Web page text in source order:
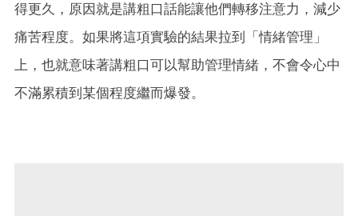
得更久，原因就是講粗口話能讓他們轉移注意力，減少
痛苦程度。如果將這項實驗的結果拉到「情緒管理」
上，也就意味著講粗口可以幫助管理情緒，不會令心中
不滿累積到某個程度繼而爆發。